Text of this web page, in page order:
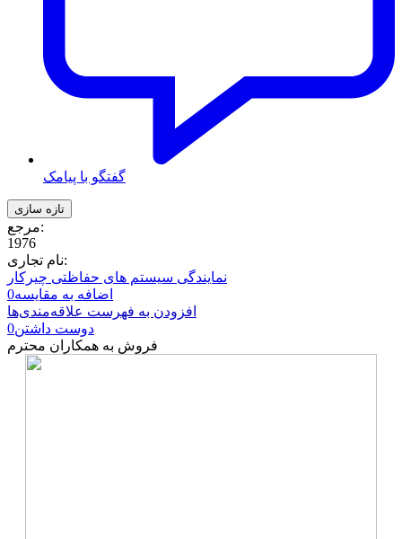
گفتگو با پیامک
مرجع:
1976
نام تجاری:
نمایندگی سیستم های حفاظتی چیرکار
اضافه به مقایسه0
افزودن به فهرست علاقه‌مندی‌ها
دوست داشتن0
فروش به همکاران محترم